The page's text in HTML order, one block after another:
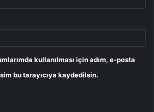
kullanılması için adım, e-posta
bu tarayıcıya kaydedilsin.